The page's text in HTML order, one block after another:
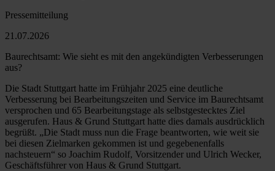
Pressemitteilung
21.07.2026
Baurechtsamt: Wie sieht es mit den angekündigten Verbesserungen
aus?
Die Stadt Stuttgart hatte im Frühjahr 2025 eine deutliche
Verbesserung bei Bearbeitungszeiten und Service im Baurechtsamt
versprochen und 65 Bearbeitungstage als selbstgestecktes Ziel
ausgerufen. Haus & Grund Stuttgart hatte dies damals ausdrücklich
begrüßt. „Die Stadt muss nun die Frage beantworten, wie weit sie
bei diesen Zielmarken gekommen ist und gegebenenfalls
nachsteuern“ so Joachim Rudolf, Vorsitzender und Ulrich Wecker,
Geschäftsführer von Haus & Grund Stuttgart.